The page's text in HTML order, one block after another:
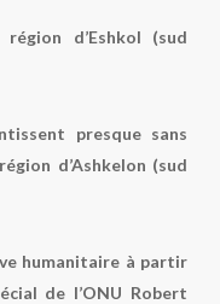
d’Eshkol (sud
presque sans
d’Ashkelon (sud
humanitaire à partir
de l’ONU Robert